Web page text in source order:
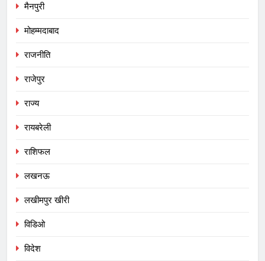
मैनपुरी
मोहम्मदाबाद
राजनीति
राजेपुर
राज्य
रायबरेली
राशिफल
लखनऊ
लखीमपुर खीरी
विडिओ
विदेश